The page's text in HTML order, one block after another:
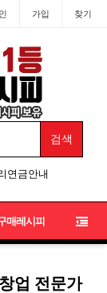
가입 찾기
연금안내
매레시피
업 전문가